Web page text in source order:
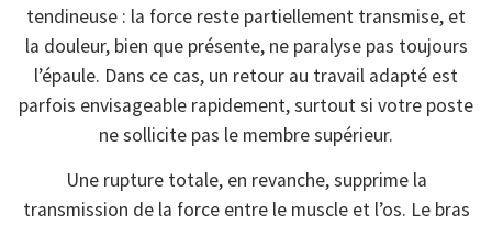
tendineuse : la force reste partiellement transmise, et
la douleur, bien que présente, ne paralyse pas toujours
l’épaule. Dans ce cas, un retour au travail adapté est
parfois envisageable rapidement, surtout si votre poste
ne sollicite pas le membre supérieur.
Une rupture totale, en revanche, supprime la
transmission de la force entre le muscle et l’os. Le bras